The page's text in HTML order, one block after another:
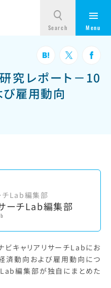
究レポート－10
雇用動向
チLab編集部
ーチLab編集部
ビキャリアリサーチLabにお
済動向および雇用動向につ
Lab編集部が独自にまとめた